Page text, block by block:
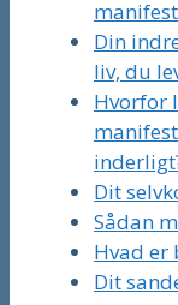
Din
liv, du
Hvorfor
Dit
Sådan
Hvad er
Dit